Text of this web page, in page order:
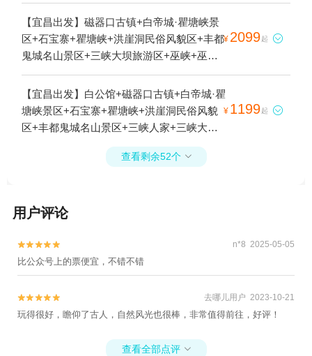
农溪景区+三峡移民纪念馆+三峡之巅景区
+重庆三峡游船+三峡垂直升船机+长江游轮
+夔门+千年巴东一夜回3日游
【宜昌出发】磁器口古镇+白帝城·瞿塘峡景
区+石宝寨+瞿塘峡+洪崖洞民俗风貌区+丰都
鬼城名山景区+三峡大坝旅游区+巫峡+巫山
小三峡+神女峰+三峡云巅神女天路景区+李
子坝轻轨站+三峡之巅+三峡垂直升船机+重
庆长江三峡游船2日游
¥ 2099起 
【宜昌出发】白公馆+磁器口古镇+白帝城·瞿
塘峡景区+石宝寨+瞿塘峡+洪崖洞民俗风貌
区+丰都鬼城名山景区+三峡人家+三峡大坝
旅游区+巫峡+巫山小三峡+神女峰+李子坝轻
轨站+三峡垂直升船机+重庆长江三峡游船5日
¥ 1199起 
查看剩余52个 
用户评论

 n*8 2025-05-05
比公众号上的票便宜，不错不错

 去哪儿用户 2023-10-21
玩得很好，瞻仰了古人，自然风光也很棒，非常值得前往，好评！
查看全部点评 